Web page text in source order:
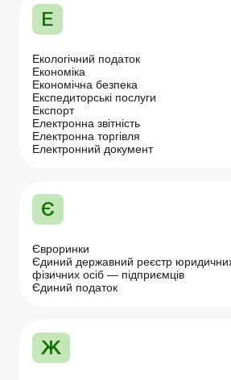
Е
Екологічний податок
Економіка
Економічна безпека
Експедиторські послуги
Експорт
Електронна звітність
Електронна торгівля
Електронний документ
Є
Євроринки
Єдиний державний реєстр
фізичних осіб — підприємців
Єдиний податок
Ж